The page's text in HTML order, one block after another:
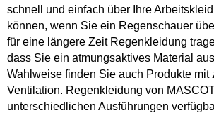
schnell und einfach über Ihre
können, wenn Sie ein Regenschauer
für eine längere Zeit Regenkleidung
dass Sie ein atmungsaktives Material
Wahlweise finden Sie auch Produkte mit
Ventilation. Regenkleidung von
unterschiedlichen Ausführungen